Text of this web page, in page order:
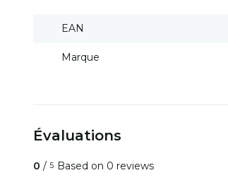
EAN
Marque
Évaluations
0 / 5 Based on 0 reviews